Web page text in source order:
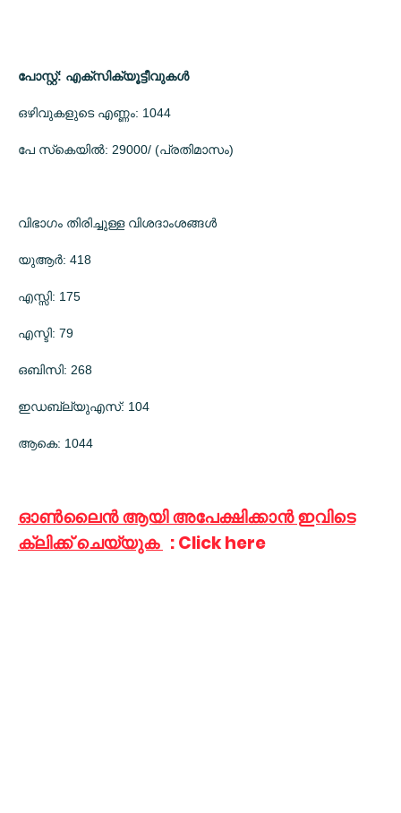
പോസ്റ്റ്: എക്‌സിക്യൂട്ടീവുകള്‍
ഒഴിവുകളുടെ എണ്ണം: 1044
പേ സ്‌കെയില്‍: 29000/ (പ്രതിമാസം)
വിഭാഗം തിരിച്ചുള്ള വിശദാംശങ്ങള്‍
യുആര്‍: 418
എസ്സി: 175
എസ്ടി: 79
ഒബിസി: 268
ഇഡബ്ല്യുഎസ്: 104
ആകെ: 1044
ഓൺലൈൻ ആയി അപേക്ഷിക്കാൻ ഇവിടെ
ക്ലിക്ക് ചെയ്യുക : Click here